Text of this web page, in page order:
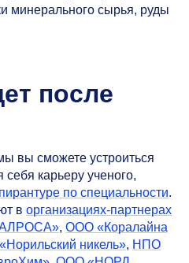
минерального сырья, руды
после
вы сможете устроиться
себя карьеру ученого,
по специальности.
в организациях-партнерах
, ООО «Коралайна
никель», НПО